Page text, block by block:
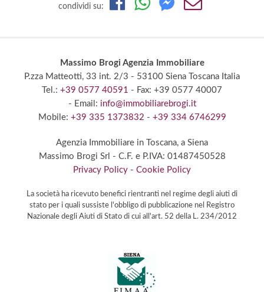
condividi su:
Massimo Brogi Agenzia Immobiliare
P.zza Matteotti, 33 int. 2/3 - 53100 Siena Toscana Italia
Tel.: +39 0577 40591 - Fax: +39 0577 40007
- Email: info@immobiliarebrogi.it
Mobile: +39 335 1373832 - +39 334 6746299
Agenzia Immobiliare in Toscana, a Siena
Massimo Brogi Srl - C.F. e P.IVA: 01487450528
Privacy Policy - Cookie Policy
La società ha ricevuto benefici rientranti nel regime degli aiuti di
stato per i quali sussiste l'obbligo di pubblicazione nel Registro
Nazionale degli Aiuti di Stato di cui all'art. 52 della L. 234/2012